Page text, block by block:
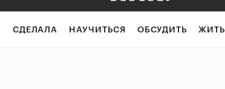
СДЕЛАЛА НАУЧИТЬСЯ ОБСУДИТЬ ЖИТЬ